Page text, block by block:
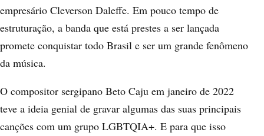
empresário Cleverson Daleffe. Em pouco tempo de
estruturação, a banda que está prestes a ser lançada
promete conquistar todo Brasil e ser um grande fenômeno
da música.
O compositor sergipano Beto Caju em janeiro de 2022
teve a ideia genial de gravar algumas das suas principais
canções com um grupo LGBTQIA+. E para que isso